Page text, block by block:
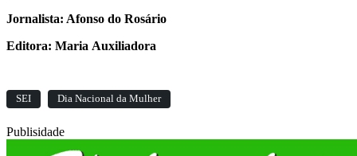
Jornalista: Afonso do Rosário
Editora: Maria Auxiliadora
SEI Dia Nacional da Mulher
Publisidade